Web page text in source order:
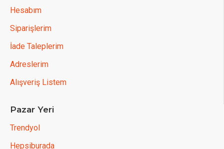
Hesabım
Siparişlerim
İade Taleplerim
Adreslerim
Alışveriş Listem
Pazar Yeri
Trendyol
Hepsiburada